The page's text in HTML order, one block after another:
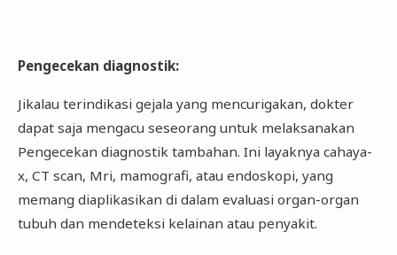
Pengecekan diagnostik:
Jikalau terindikasi gejala yang mencurigakan, dokter
dapat saja mengacu seseorang untuk melaksanakan
Pengecekan diagnostik tambahan. Ini layaknya cahaya-
x, CT scan, Mri, mamografi, atau endoskopi, yang
memang diaplikasikan di dalam evaluasi organ-organ
tubuh dan mendeteksi kelainan atau penyakit.